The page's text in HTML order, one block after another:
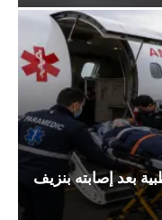
بعد إصابته بنزيف